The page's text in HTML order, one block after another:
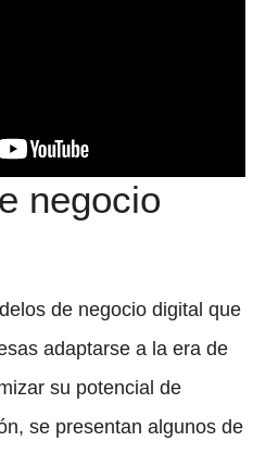
negocio
de negocio digital que
adaptarse a la era de
su potencial de
se presentan algunos de